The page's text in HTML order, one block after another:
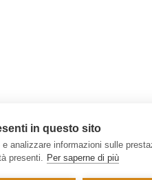
in questo sito
analizzare informazioni sulle
presenti. Per saperne di più